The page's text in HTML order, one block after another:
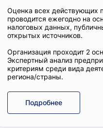
Оценка всех действующих
проводится ежегодно на
налоговых данных,
открытых источников.
Организация проходит 2
Экспертный анализ
критериям среди вида
региона/страны.
Подробнее